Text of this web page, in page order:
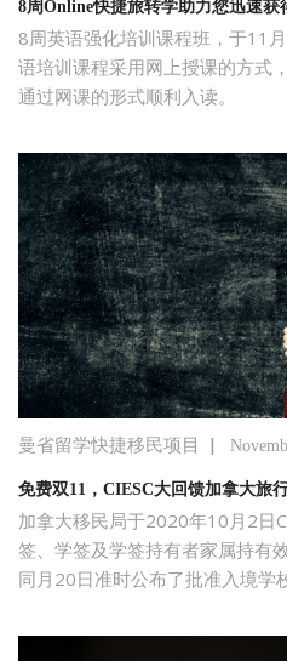
8周Online快捷旅转学助力您迅速获
8周英语强化培训课程班，于11
语培训课程采用网上授课的方式
通过网课的形式顺利入读。
曼省留学快捷移民项目 |
免费双11，CIESC大回馈加拿大旅
加拿大移民局于2020年10月2日
签、学签及学签持有者家属持有
同月20日准时公布了批准入境学